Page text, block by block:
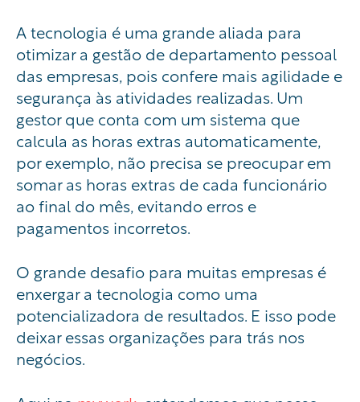
A tecnologia é uma grande aliada para
otimizar a gestão de departamento pessoal
das empresas, pois confere mais agilidade e
segurança às atividades realizadas. Um
gestor que conta com um sistema que
calcula as horas extras automaticamente,
por exemplo, não precisa se preocupar em
somar as horas extras de cada funcionário
ao final do mês, evitando erros e
pagamentos incorretos.
O grande desafio para muitas empresas é
enxergar a tecnologia como uma
potencializadora de resultados. E isso pode
deixar essas organizações para trás nos
negócios.